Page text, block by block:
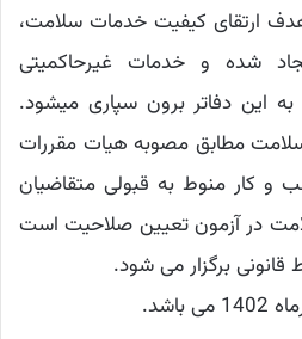
ارتقای کیفیت خدمات سلامت،
شده و خدمات غیرحاکمیتی
دفاتر برون سپاری میشود.
مطابق مصوبه هیات مقررات
و کار منوط به قبولی متقاضیان
در آزمون تعیین صلاحیت است
برگزار می شود.